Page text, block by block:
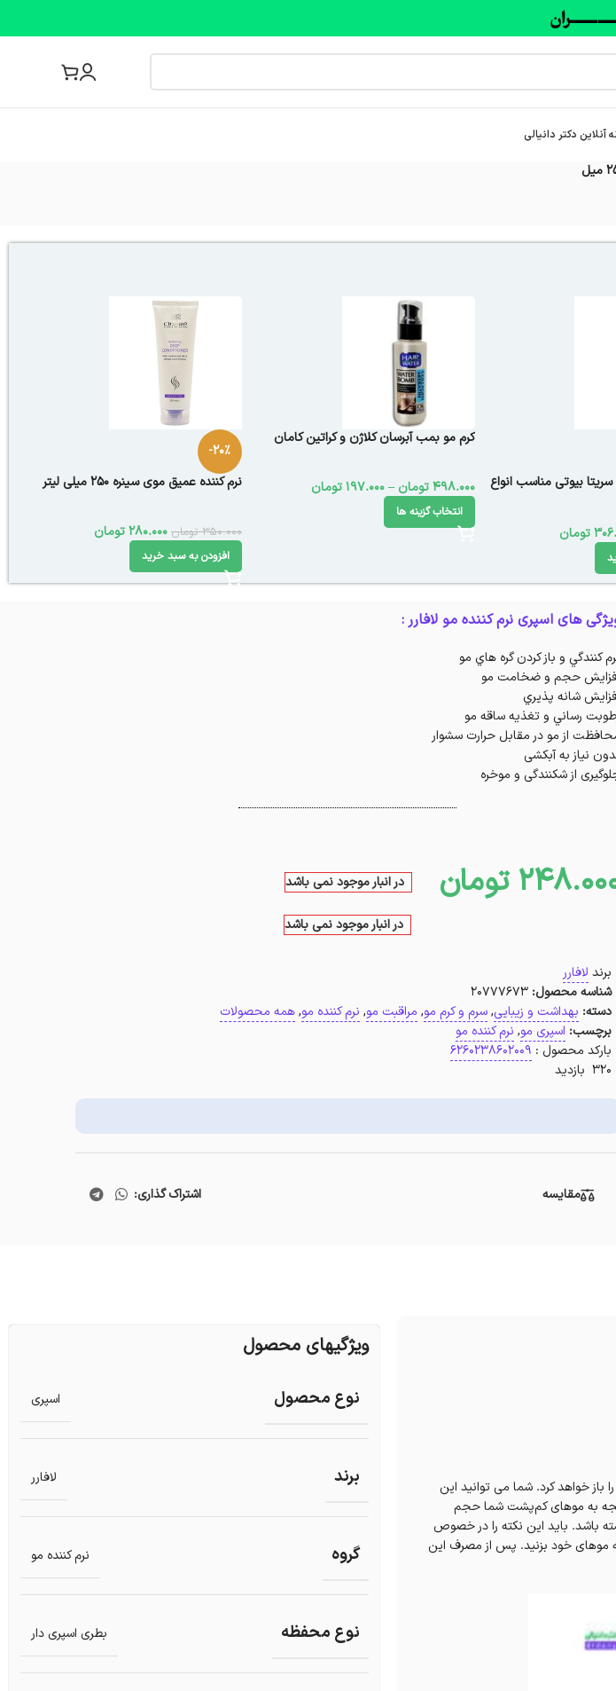
آنلاین دکتر دانیالی
بیوتی مناسب انواع
تومان
کرم مو بمب آبرسان کلاژن و کراتین کامان
498.000 تومان –
197.000 تومان
انتخاب گزینه ها
-20%
نرم کننده عمیق موی سینره 250 میلی لیتر
350.000 تومان 280.000تومان
افزودن به سبد خرید
های اسپری نرم کننده مو لافارر :
كنندگي و باز كردن گره هاي مو
حجم و ضخامت مو
شانه پذيري
رساني و تغذيه ساقه مو
از مو در مقابل حرارت سشوار
نیاز به آبکشی
از شکنندگی و موخره
تومان در انبار موجود نمی باشد
در انبار موجود نمی باشد
برند لافارر
شناسه محصول:20777673
دسته: بهداشت و زیبایی, سرم و کرم مو, مراقبت مو, نرم کننده مو, همه محصولات
برچسب: اسپری مو, نرم کننده مو
بارکد محصول : 6260238602009
320 بازدید
مقایسه اشتراک گذاری:
خواهد کرد. شما می توانید این
به موهای کم‌پشت شما حجم
باشد. باید این نکته را در خصوص
موهای خود بزنید. پس از مصرف این
ویژگیهای محصول
نوع محصول اسپری
برند لافارر
گروه نرم کننده مو
نوع محفظه بطری اسپری دار